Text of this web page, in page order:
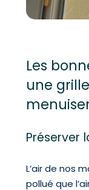
Les
une
Préserver
L’air de nos
pollué que